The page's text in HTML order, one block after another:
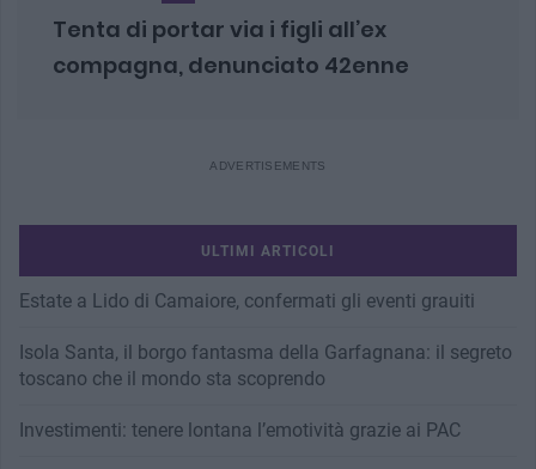
Tenta di portar via i figli all’ex
compagna, denunciato 42enne
ULTIMI ARTICOLI
Estate a Lido di Camaiore, confermati gli eventi grauiti
Isola Santa, il borgo fantasma della Garfagnana: il segreto
toscano che il mondo sta scoprendo
Investimenti: tenere lontana l’emotività grazie ai PAC